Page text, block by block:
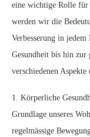
eine wichtige Rolle für
werden wir die
Verbesserung in
Gesundheit bis hin zur
verschiedenen
1. Körperliche
Grundlage unseres
regelmässige